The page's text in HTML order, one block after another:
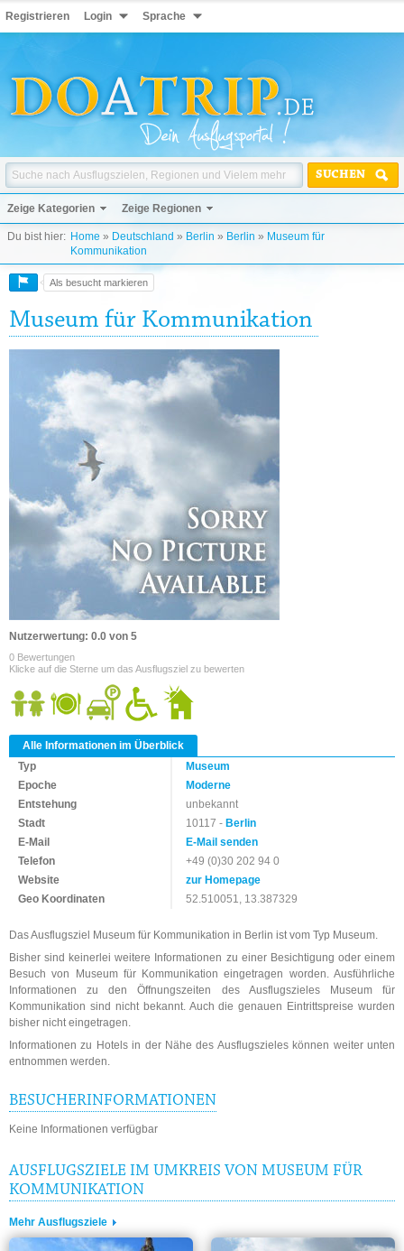
Registrieren Login Sprache
SUCHEN
Zeige Kategorien Zeige Regionen
Du bist hier: Home » Deutschland » Berlin » Berlin » Museum für
Kommunikation
Als besucht markieren
Museum für Kommunikation
Nutzerwertung: 0.0 von 5
0 Bewertungen
Klicke auf die Sterne um das Ausflugsziel zu bewerten
Alle Informationen im Überblick
Typ
Museum
Epoche
Moderne
Entstehung
unbekannt
Stadt
10117 - Berlin
E-Mail
E-Mail senden
Telefon
+49 (0)30 202 94 0
Website
zur Homepage
Geo Koordinaten
52.510051, 13.387329
Das Ausflugsziel Museum für Kommunikation in Berlin ist vom Typ Museum.
Bisher sind keinerlei weitere Informationen zu einer Besichtigung oder einem
Besuch von Museum für Kommunikation eingetragen worden. Ausführliche
Informationen zu den Öffnungszeiten des Ausflugszieles Museum für
Kommunikation sind nicht bekannt. Auch die genauen Eintrittspreise wurden
bisher nicht eingetragen.
Informationen zu Hotels in der Nähe des Ausflugszieles können weiter unten
entnommen werden.
BESUCHERINFORMATIONEN
Keine Informationen verfügbar
AUSFLUGSZIELE IM UMKREIS VON MUSEUM FÜR
KOMMUNIKATION
Mehr Ausflugsziele